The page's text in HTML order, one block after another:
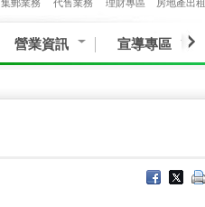
營業資訊 宣導專區